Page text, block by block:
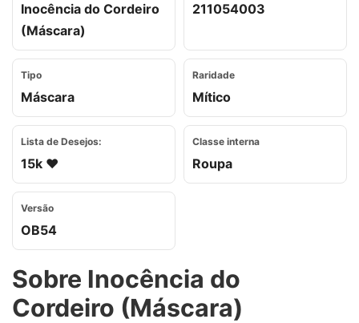
Inocência do Cordeiro
(Máscara)
211054003
Tipo
Máscara
Raridade
Mítico
Lista de Desejos:
15k ❤️
Classe interna
Roupa
Versão
OB54
Sobre Inocência do
Cordeiro (Máscara)